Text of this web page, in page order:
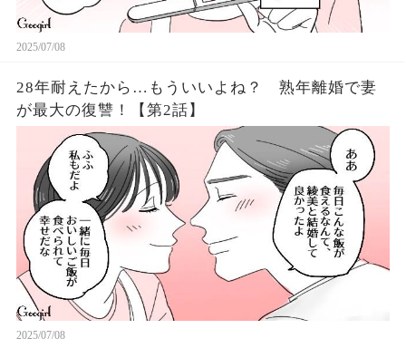
2025/07/08
28年耐えたから…もういいよね？ 熟年離婚で妻
が最大の復讐！【第2話】
2025/07/08